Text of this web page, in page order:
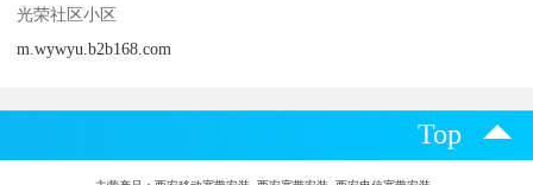
光荣社区小区
m.wywyu.b2b168.com
Top